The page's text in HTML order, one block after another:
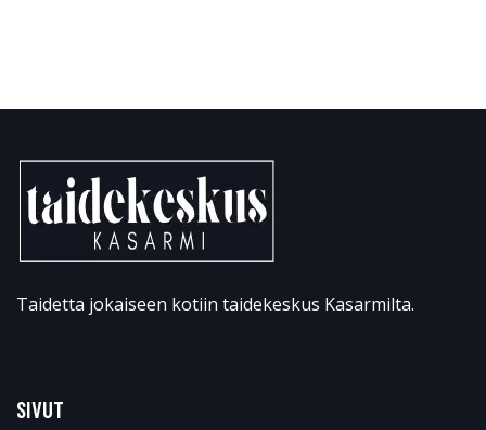
Taidetta jokaiseen kotiin taidekeskus Kasarmilta.
SIVUT